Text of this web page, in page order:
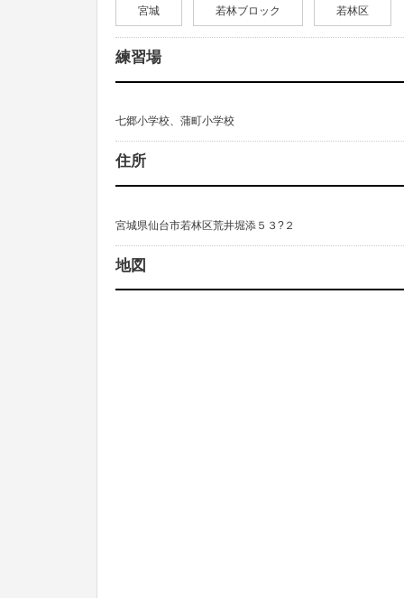
宮城 若林ブロック 若林区
練習場
七郷小学校、蒲町小学校
住所
宮城県仙台市若林区荒井堀添５３?２
地図